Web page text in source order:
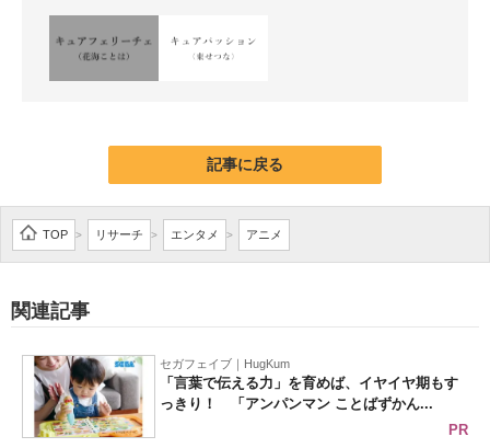
記事に戻る
TOP > リサーチ > エンタメ > アニメ
関連記事
セガフェイブ｜HugKum
「言葉で伝える力」を育めば、イヤイヤ期もす
っきり！ 「アンパンマン ことばずかん...
PR